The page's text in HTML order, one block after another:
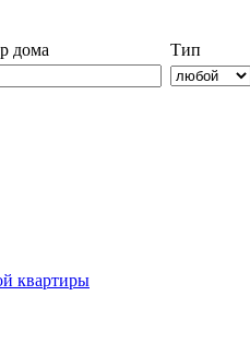
дома Тип
квартиры